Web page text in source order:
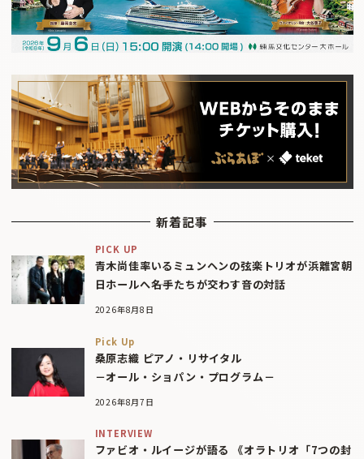
新着記事
PICK UP
青木尚佳率いるミュンヘンの弦楽トリオが浜離宮朝
日ホールへ――名手たちが交わす音の対話
2026年8月8日
Pick Up
桑原志織 ピアノ・リサイタル
－オール・ショパン・プログラム－
2026年8月7日
INTERVIEW
ファビオ・ルイージが語る 《オラトリオ「7つの封